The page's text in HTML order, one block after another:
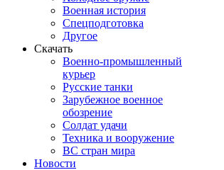
Военная история
Спецподготовка
Другое
Скачать
Военно-промышленный
курьер
Русские танки
Зарубежное военное
обозрение
Солдат удачи
Техника и вооружение
ВС стран мира
Новости